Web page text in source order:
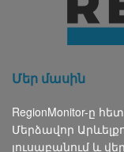
Մեր մասին
RegionMonitor-ը
Մերձավոր
լուսաբանում և